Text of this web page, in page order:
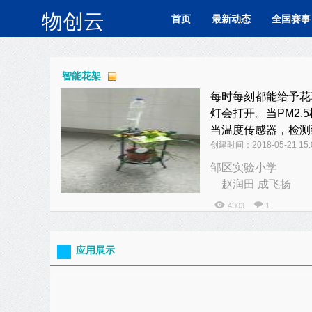
物创云 首页 最新动态 全国赛事
智能花架
每时每刻都能给予
灯会打开。当
当温度传感器，检
创建时间：2018-05-21
邹区实验小学
赵润田 成飞扬
4303 1
应用展示